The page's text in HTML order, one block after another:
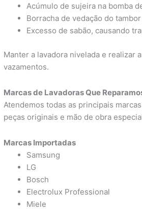
Acúmulo de sujeira na bomba
Borracha de vedação do
Excesso de sabão, causando
Manter a lavadora nivelada e realizar
vazamentos.
Marcas de Lavadoras Que
Atendemos todas as principais
peças originais e mão de obra
Marcas Importadas
Samsung
LG
Bosch
Electrolux Professional
Miele